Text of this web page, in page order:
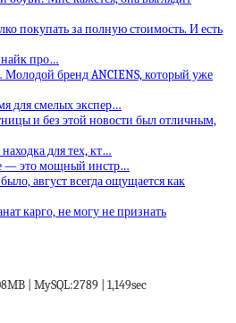
покупать за полную стоимость. И есть
найк про…
Молодой бренд ANCIENS, который уже
для смелых экспер…
и без этой новости был отличным,
для тех, кт…
— это мощный инстр…
август всегда ощущается как
карго, не могу не признать
| MySQL:2789 | 1,149sec